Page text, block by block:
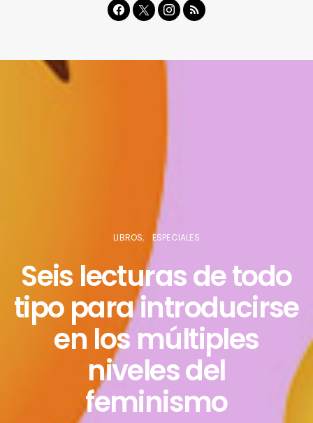
LIBROS ESPECIALES
Seis lecturas de todo
tipo para introducirse
en los múltiples
niveles del
feminismo